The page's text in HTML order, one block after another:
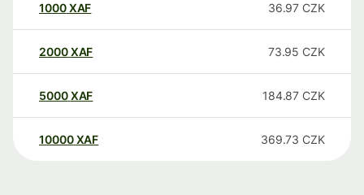
1000XAF 36.97 CZK
2000XAF 73.95 CZK
5000XAF 184.87 CZK
10000 XAF 369.73 CZK